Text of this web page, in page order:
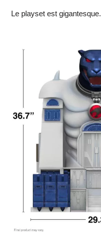
Le playset est gigantesque.